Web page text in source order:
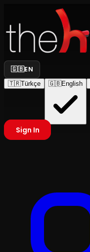
🇬🇧EN
🇹🇷Türkçe 🇬🇧English
Sign In